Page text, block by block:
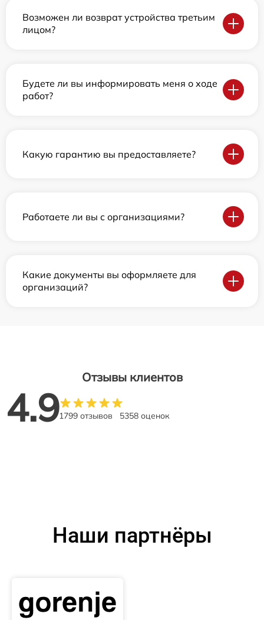
Возможен ли возврат устройства третьим
лицом?
Будете ли вы информировать меня о ходе
работ?
Какую гарантию вы предоставляете?
Работаете ли вы с организациями?
Какие документы вы оформляете для
организаций?
Отзывы клиентов
4.91799 отзывов 5358 оценок
Наши партнёры